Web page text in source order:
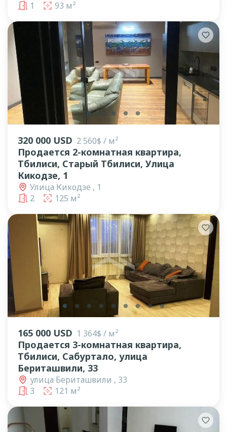
1
93 м²
lens lens lens lens
320 000 USD 2 560$ / м²
Продается 2-комнатная квартира,
Тбилиси, Старый Тбилиси, Улица
Кикодзе, 1
Улица Кикодзе , 1
2
125 м²
lens lens lens lens lens lens lens lens lens
165 000 USD 1 364$ / м²
Продается 3-комнатная квартира,
Тбилиси, Сабуртало, улица
Бериташвили, 33
улица Бериташвили , 33
3
121 м²